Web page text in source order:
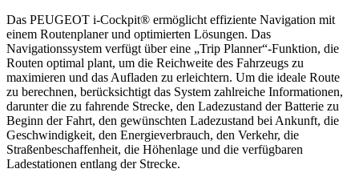
Das PEUGEOT i-Cockpit® ermöglicht effiziente Navigation mit
einem Routenplaner und optimierten Lösungen. Das
Navigationssystem verfügt über eine „Trip Planner“-Funktion, die
Routen optimal plant, um die Reichweite des Fahrzeugs zu
maximieren und das Aufladen zu erleichtern. Um die ideale Route
zu berechnen, berücksichtigt das System zahlreiche Informationen,
darunter die zu fahrende Strecke, den Ladezustand der Batterie zu
Beginn der Fahrt, den gewünschten Ladezustand bei Ankunft, die
Geschwindigkeit, den Energieverbrauch, den Verkehr, die
Straßenbeschaffenheit, die Höhenlage und die verfügbaren
Ladestationen entlang der Strecke.